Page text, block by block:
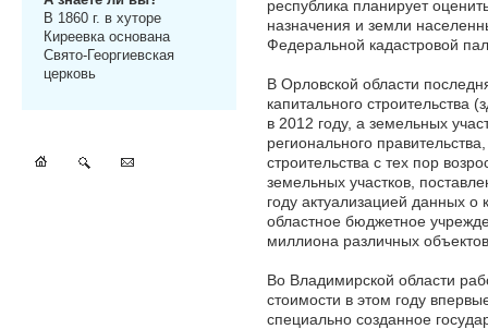
В 1860 г. в хуторе
Киреевка основана
Свято-Георгиевская
церковь
республика планирует
назначения и земли
Федеральной кадастровой
В Орловской области
капитального
в 2012 году, а земельных
регионального
строительства с тех пор
земельных участков,
году актуализацией данных о
областное бюджетное
миллиона различных
Во Владимирской области
стоимости в этом году
специально созданное